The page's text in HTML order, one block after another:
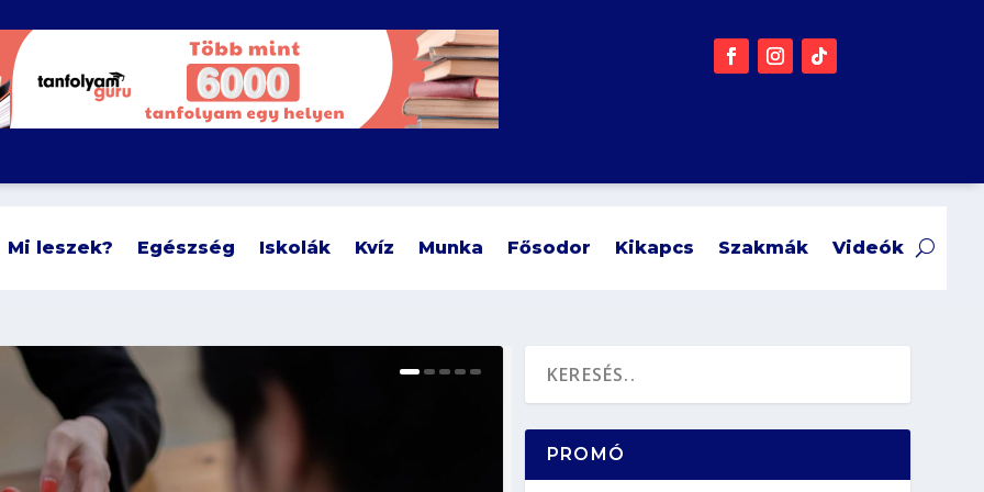
Mi leszek? Egészség Iskolák Kvíz Munka Fősodor Kikapcs Szakmák Videók
PROMÓ